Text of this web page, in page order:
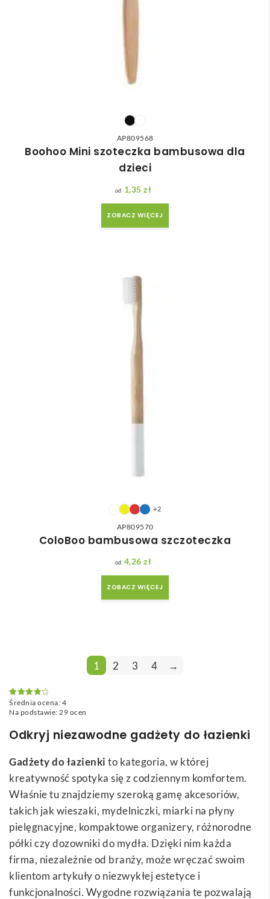
AP809568
Boohoo Mini szoteczka bambusowa dla
dzieci
1,35 zł
ZOBACZ WIĘCEJ
+2
AP809570
ColoBoo bambusowa szczoteczka
4,26 zł
ZOBACZ WIĘCEJ
1 2 3 4 →
Oceniono
4 na 5
Średnia ocena: 4
Na podstawie: 29 ocen
Odkryj niezawodne gadżety do łazienki
Gadżety do łazienki to kategoria, w której
kreatywność spotyka się z codziennym komfortem.
Właśnie tu znajdziemy szeroką gamę akcesoriów,
takich jak wieszaki, mydelniczki, miarki na płyny
pielęgnacyjne, kompaktowe organizery, różnorodne
półki czy dozowniki do mydła. Dzięki nim każda
firma, niezależnie od branży, może wręczać swoim
klientom artykuły o niezwykłej estetyce i
funkcjonalności. Wygodne rozwiązania te pozwalają